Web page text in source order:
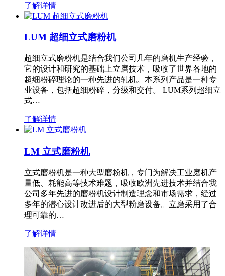
了解详情
LUM 超细立式磨粉机
超细立式磨粉机是结合我们公司几年的磨机生产经验，
它的设计和研究的基础上立磨技术，吸收了世界各地的
超细粉碎理论的一种先进的轧机。本系列产品是一种专
业设备，包括超细粉碎，分级和交付。 LUM系列超细立
式…
了解详情
LM 立式磨粉机
立式磨粉机是一种大型磨粉机，专门为解决工业磨机产
量低、耗能高等技术难题，吸收欧洲先进技术并结合我
公司多年先进的磨粉机设计制造理念和市场需求，经过
多年的潜心设计改进后的大型粉磨设备。立磨采用了合
理可靠的…
了解详情